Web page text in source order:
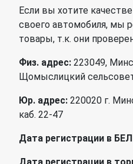
Если вы хотите
своего автомобиля, мы
товары, т.к. они
Физ. адрес: 223049,
Щомыслицкий
Юр. адрес: 220020 г.
каб. 22-47
Дата регистрации в